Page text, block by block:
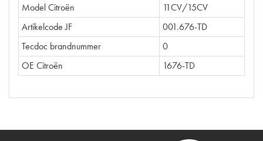
Model Citroën
11CV/15CV
Artikelcode JF
001.676-TD
Tecdoc brandnummer
0
OE Citroën
1676-TD